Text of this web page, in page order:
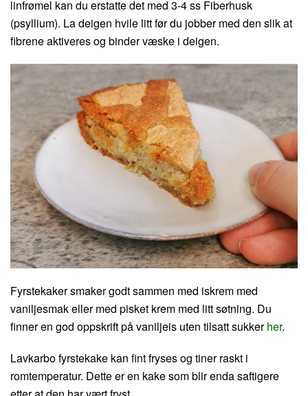
linfrømel kan du erstatte det med 3-4 ss Fiberhusk
(psyllium). La deigen hvile litt før du jobber med den slik at
fibrene aktiveres og binder væske i deigen.
Fyrstekaker smaker godt sammen med iskrem med
vaniljesmak eller med pisket krem med litt søtning. Du
finner en god oppskrift på vaniljeis uten tilsatt sukkerher.
Lavkarbo fyrstekake kan fint fryses og tiner raskt i
romtemperatur. Dette er en kake som blir enda saftigere